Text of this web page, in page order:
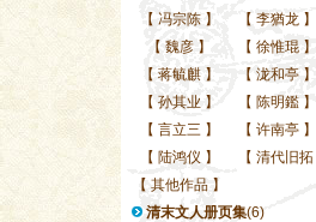
【 冯宗陈 】 【 李猶龙 】
【 魏彦 】 【 徐惟琨 】
【 蒋毓麒 】 【 泷和亭 】
【 孙其业 】 【 陈明鑑 】
【 言立三 】 【 许南亭 】
【 陆鸿仪 】 【 清代旧拓
【 其他作品 】
清末文人册页集(6)